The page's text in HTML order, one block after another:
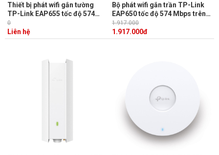
Thiết bị phát wifi gắn tường
TP-Link EAP655 tốc độ 574
Mbps trên 2,4 GHz và 2402
Mbps trên 5 GHz
0
Liên hệ
Bộ phát wifi gắn trần TP-Link
EAP650 tốc độ 574 Mbps trên
2.4 GHz và 2402 Mbps trên 5
GHz
1.917.000
1.917.000đ